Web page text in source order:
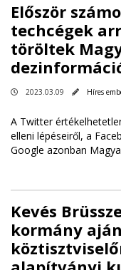
Először
techcégek
töröltek
2023.03.09 Híres
A Twitter
elleni lépéseiről, a
Google azonban
Kevés
kormány